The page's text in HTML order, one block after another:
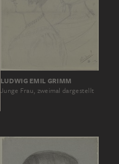
LUDWIG EMIL GRIMM
Junge Frau, zweimal dargestellt